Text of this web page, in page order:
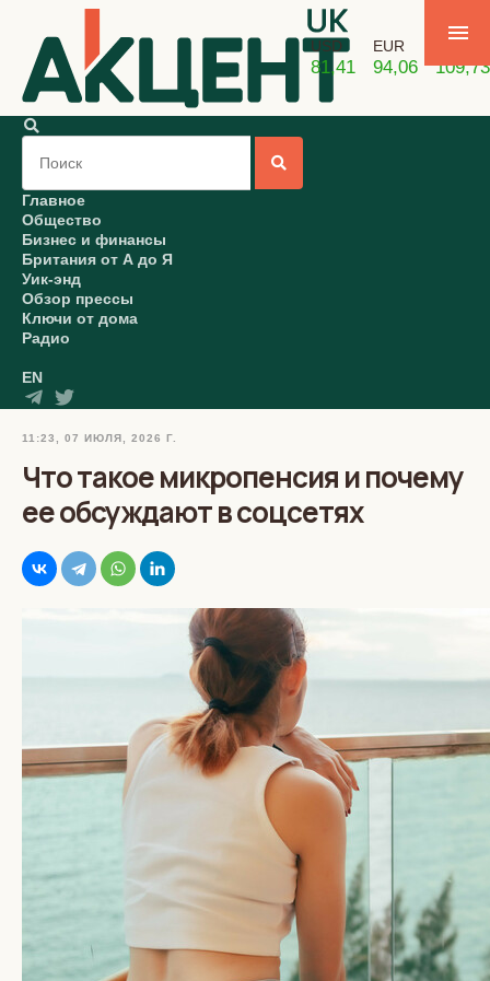
USD
81,41
EUR
94,06 109,73
Главное
Общество
Бизнес и финансы
Британия от А до Я
Уик-энд
Обзор прессы
Ключи от дома
Радио
EN
11:23, 07 ИЮЛЯ, 2026 Г.
Что такое микропенсия и почему
ее обсуждают в соцсетях